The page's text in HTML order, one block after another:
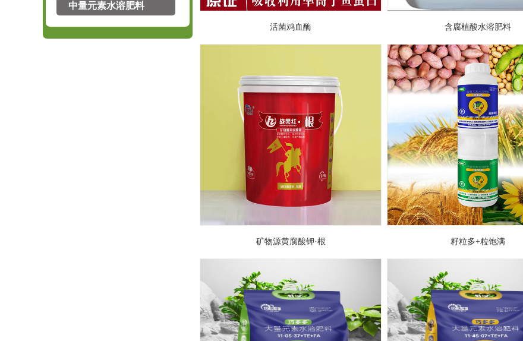
大量元素水溶肥料19-1···
矿物源黄腐酸钾·根
中量元素水溶肥料
最新产品：大量元素水溶肥料11-45-07+TE+FA
最新产品：大量元素水溶肥料11-05-37+TE+FA
最新产品：大量元素水溶肥料30-10-10+TE+FA
最新产品： 籽粒多+粒饱满
最新产品： 矿物源黄腐酸钾·根
最新产品：矿物源黄腐酸钾·果
活菌鸡血酶 含腐植酸水溶肥料
矿物源黄腐酸钾·根 籽粒多+粒饱满